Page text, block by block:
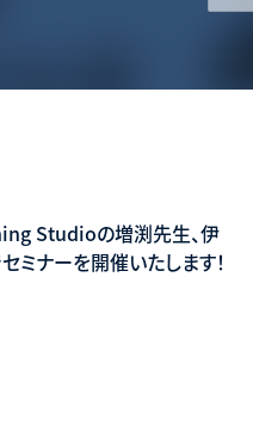
Studioの増渕先生、伊
ミナーを開催いたします！